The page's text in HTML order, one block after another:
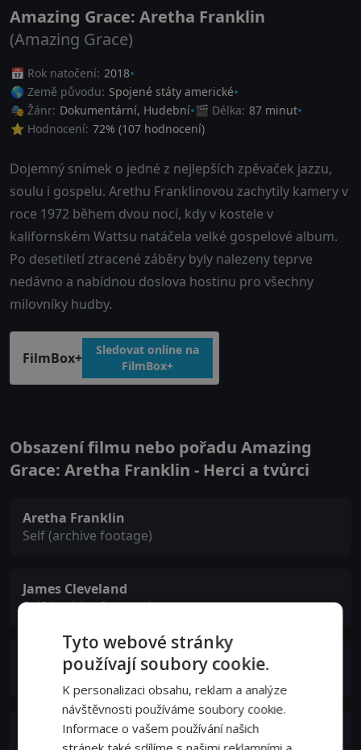
Amazing Grace: Aretha Franklin
(Amazing Grace)
📅 Rok natočení: 2018
🌎 Země původu: Spojené státy americké
🎭 Žánr: Dokumentární, Hudební 🎬 Délka: 87 minut
⭐ Hodnocení: 72% (107 hodnocení)
Dojemný snímek o jedné z nejlepších zpěvaček jazzu,
soulu i gospelu. Arethu Franklinovou zachytily kamery v
roce 1972 během dvou nocí, kdy v kostele v
kalifornském Wattsu natáčela velké gospelové album.
Po desetiletí ztracené záběry byly nalezeny teprve
nedávno a nabídnou doslova hostinu pro všechny
milovníky hudby.
FilmBox+
Sledovat online na
FilmBox+
Obsazení filmu nebo pořadu Amazing
Grace: Aretha Franklin - Herci a tvůrci
Aretha Franklin
Self (archive footage)
James Cleveland
Self (archive footage)
C.L. Franklin
Self (archive footage)
Bernard "Pretty" Purdie
Tyto webové stránky
používají soubory cookie.
K personalizaci obsahu, reklam a analýze
návštěvnosti používáme soubory cookie.
Informace o vašem používání našich